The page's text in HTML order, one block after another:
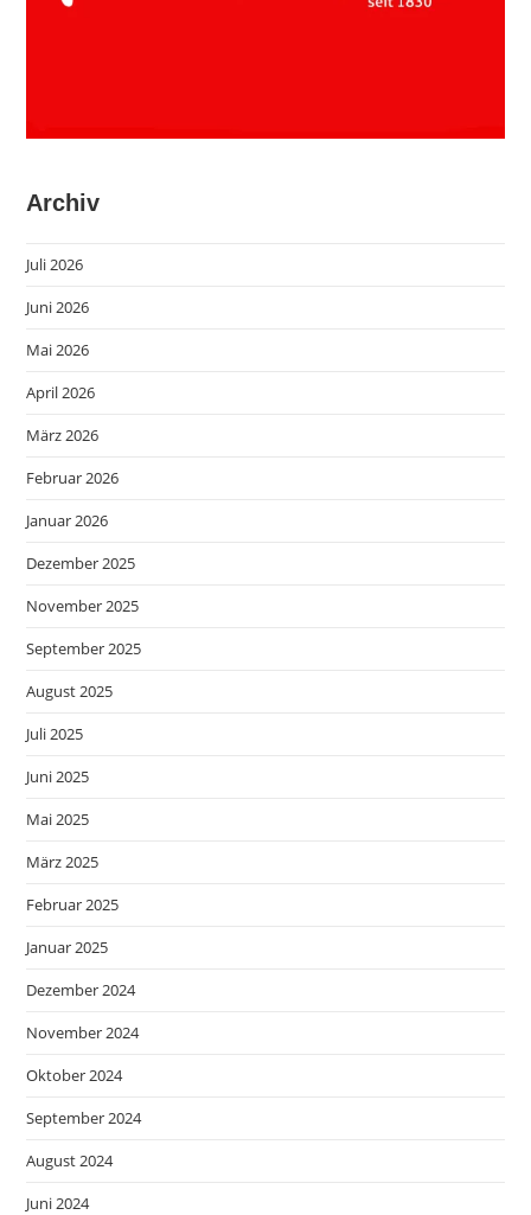
Archiv
Juli 2026
Juni 2026
Mai 2026
April 2026
März 2026
Februar 2026
Januar 2026
Dezember 2025
November 2025
September 2025
August 2025
Juli 2025
Juni 2025
Mai 2025
März 2025
Februar 2025
Januar 2025
Dezember 2024
November 2024
Oktober 2024
September 2024
August 2024
Juni 2024